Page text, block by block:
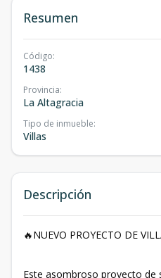
Resumen
Código:
1438
Provincia:
La Altagracia
Tipo de inmueble:
Villas
Descripción
🔥NUEVO PROYECTO DE
Este asombroso proyecto de